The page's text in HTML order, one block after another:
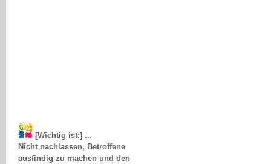
Nicht nachlassen, Betroffene
ausfindig zu machen und den